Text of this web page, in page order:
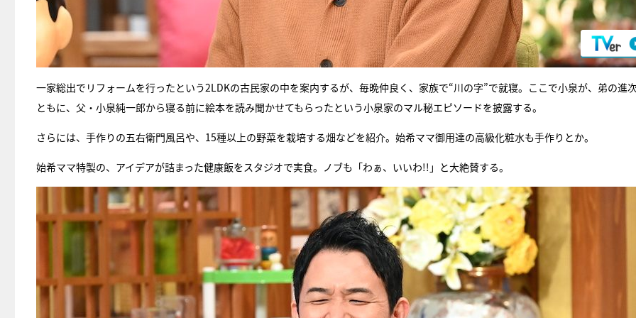
一家総出でリフォームを行ったという2LDKの古民家の中を案内するが、毎晩仲良く、家族で“川の字”で就寝。ここで小泉が、弟の進
ともに、父・小泉純一郎から寝る前に絵本を読み聞かせてもらったという小泉家のマル秘エピソードを披露する。
さらには、手作りの五右衛門風呂や、15種以上の野菜を栽培する畑などを紹介。始希ママ御用達の高級化粧水も手作りとか。
始希ママ特製の、アイデアが詰まった健康飯をスタジオで実食。ノブも「わぁ、いいわ!!」と大絶賛する。